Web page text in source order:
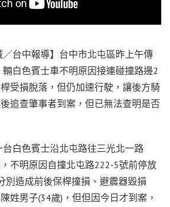
／台中報導】台中市北屯區昨上午傳
白色賓士車不明原因接連碰撞路邊2
受損脫落，但仍加速行駛，讓後方騎
追查肇事者到案，但已無法查明是否
白色賓士沿北屯路往三光北一路
，不明原因自撞北屯路222-5號前停放
別造成前後保桿撞損、避震器毀損
姓男子(34歲)，但但因今日才到案，